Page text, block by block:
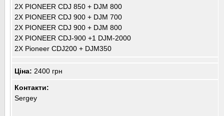
2X PIONEER CDJ 850 + DJM 800
2X PIONEER CDJ 900 + DJM 700
2X PIONEER CDJ 900 + DJM 800
2X PIONEER CDJ-900 +1 DJM-2000
2X Pioneer CDJ200 + DJM350
Ціна: 2400 грн
Контакти:
Sergey